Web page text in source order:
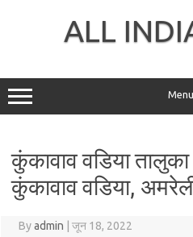
ALL
Menu
कुंकावाव वडिया
कुंकावाव वडिया,
Byadmin जून 18, 2022